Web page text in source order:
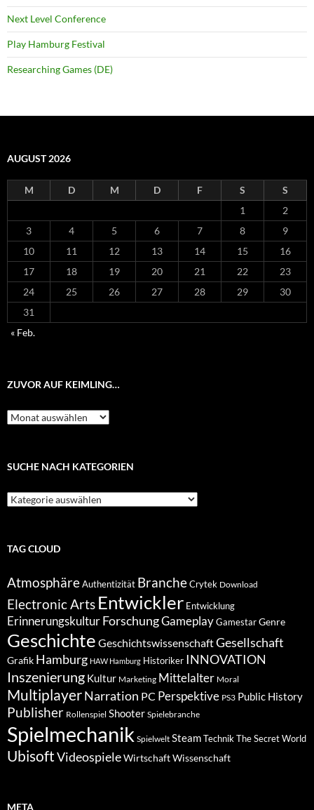
Next Level Conference
Play Hamburg Festival
Researching Games (DE)
AUGUST 2026
M D M D F S
S
1
2
3
4 5 6 7 8
9
10
11 12 13 14 15
16
17
18 19 20 21 22
23
24
25 26 27 28 29
30
31
« Feb.
ZUVOR AUF KEIMLING…
Zuvor
auf
SUCHE NACH KATEGORIEN
Suche
nach
TAG CLOUD
Atmosphäre Authentizität Branche Crytek Download
Electronic Arts Entwickler Entwicklung
Erinnerungskultur ForschungGameplay Gamestar Genre
Geschichte GeschichtswissenschaftGesellschaft
Grafik Hamburg HAW Hamburg Historiker INNOVATION
Inszenierung Kultur Marketing Mittelalter Moral
MultiplayerNarration PC Perspektive PS3 Public History
Publisher Rollenspiel Shooter Spielebranche
Spielmechanik Spielwelt Steam Technik The Secret World
UbisoftVideospieleWirtschaftWissenschaft
META